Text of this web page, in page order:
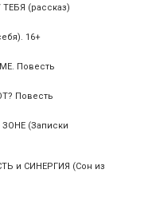
(рассказ)
16+
Повесть
Повесть
(Записки
и СИНЕРГИЯ (Сон из